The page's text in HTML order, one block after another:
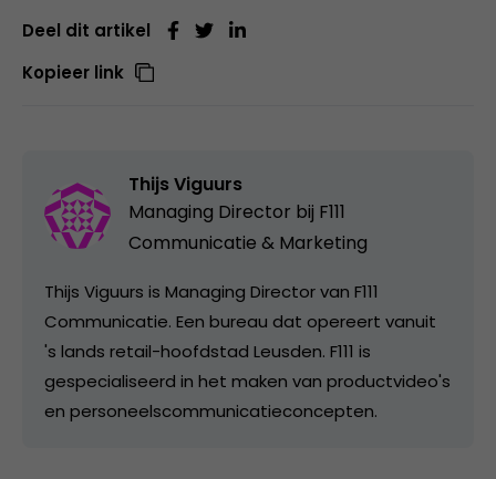
Deel dit artikel
Kopieer link
Thijs Viguurs
Managing Director bij F111
Communicatie & Marketing
Thijs Viguurs is Managing Director van F111
Communicatie. Een bureau dat opereert vanuit
's lands retail-hoofdstad Leusden. F111 is
gespecialiseerd in het maken van productvideo's
en personeelscommunicatieconcepten.